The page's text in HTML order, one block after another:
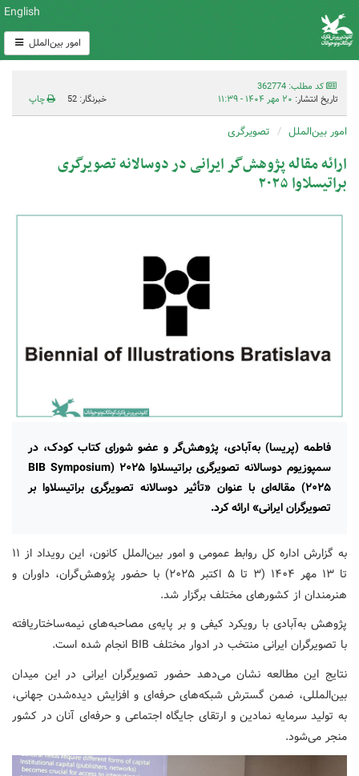
English
امور بین‌الملل
کد مطلب: 362774
تاریخ انتشار: ۲۰ مهر ۱۴۰۴ - ۱۱:۳۹ خبرنگار: 52 چاپ
امور بین‌الملل تصویرگری
ارائه مقاله پژوهش‌گر ایرانی در دوسالانه تصویرگری
براتیسلاوا ۲۰۲۵
فاطمه (پریسا) به‌آبادی، پژوهش‌گر و عضو شورای کتاب کودک، در
سمپوزیوم دوسالانه تصویرگری براتیسلاوا ۲۰۲۵ (BIB Symposium
۲۰۲۵) مقاله‌ای با عنوان «تأثیر دوسالانه تصویرگری براتیسلاوا بر
تصویرگران ایرانی» ارائه کرد.
به گزارش اداره کل روابط عمومی و امور بین‌الملل کانون، این رویداد از ۱۱
تا ۱۳ مهر ۱۴۰۴ (۳ تا ۵ اکتبر ۲۰۲۵) با حضور پژوهش‌گران، داوران و
هنرمندان از کشورهای مختلف برگزار شد.
پژوهش به‌آبادی با رویکرد کیفی و بر پایه‌ی مصاحبه‌های نیمه‌ساختاریافته
با تصویرگران ایرانی منتخب در ادوار مختلف BIB انجام شده است.
نتایج این مطالعه نشان می‌دهد حضور تصویرگران ایرانی در این میدان
بین‌المللی، ضمن گسترش شبکه‌های حرفه‌ای و افزایش دیده‌شدن جهانی،
به تولید سرمایه نمادین و ارتقای جایگاه اجتماعی و حرفه‌ای آنان در کشور
منجر می‌شود.